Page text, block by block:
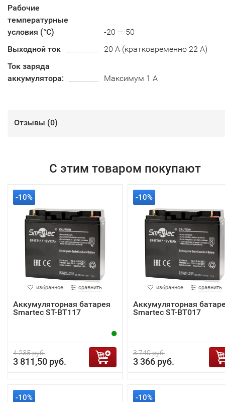
Рабочие
температурные
условия (°С)
-20 — 50
Выходной ток
20 А (кратковременно 22 А)
Ток заряда
аккумулятора:
Максимум 1 А
Отзывы (0)
С этим товаром покупают
-10%
избранное сравнить
Аккумуляторная батарея
Smartec ST-BT117
4 235 руб.
3 811,50 руб.
-10%
избранное сравнить
Аккумуляторная
Smartec ST-BT017
3 740 руб.
3 366 руб.
-10% -10%